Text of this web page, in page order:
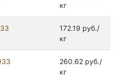
кг
172.19 руб./
кг
260.62 руб./
кг